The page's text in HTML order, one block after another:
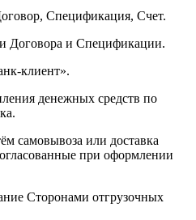
Спецификация, Счет.
Договора и Спецификации.
клиент».
денежных средств по
самовывоза или доставка
при оформлении
Сторонами отгрузочных